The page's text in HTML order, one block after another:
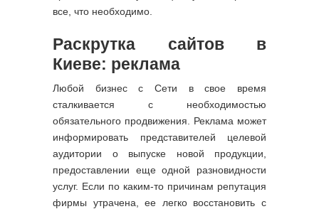
все, что необходимо.
Раскрутка сайтов в
Киеве: реклама
Любой бизнес с Сети в свое время
сталкивается с необходимостью
обязательного продвижения. Реклама может
информировать представителей целевой
аудитории о выпуске новой продукции,
предоставлении еще одной разновидности
услуг. Если по каким-то причинам репутация
фирмы утрачена, ее легко восстановить с